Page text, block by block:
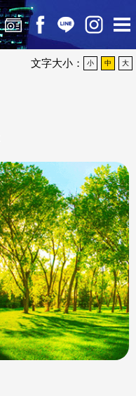
文字大小： 小 中 大